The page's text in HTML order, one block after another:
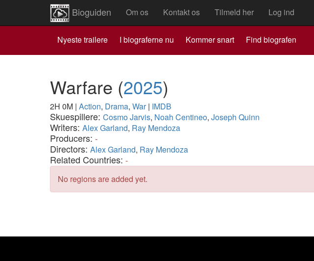
Bioguiden Om os Kontakt os Tilmeld her Log ind
Nyeste trailere I biograferne nu Kommer snart Find biografen
Warfare (2025)
2H 0M | Action, Drama, War| IMDB
Skuespillere: Cosmo Jarvis, Noah Centineo, Joseph Quinn
Writers: Alex Garland, Ray Mendoza
Producers: -
Directors: Alex Garland, Ray Mendoza
Related Countries: -
No regions are added yet.